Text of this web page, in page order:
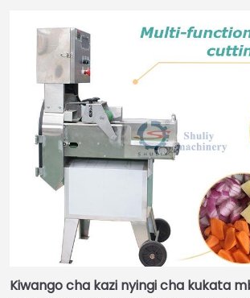
Kiwango cha kazi nyingi cha kukata